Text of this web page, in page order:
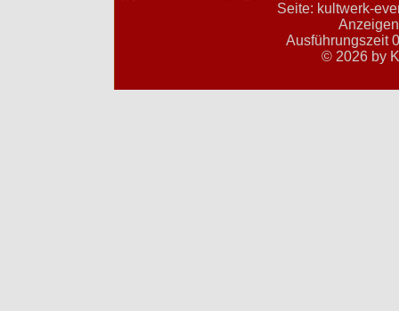
Seite: kultwerk-
Ausführungszeit
© 2026 by